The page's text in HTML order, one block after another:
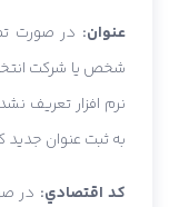
عنوان: در صورت
شخص يا شرکت
نرم افزار تعريف
به ثبت عنوان جديد
کد اقتصادي: در